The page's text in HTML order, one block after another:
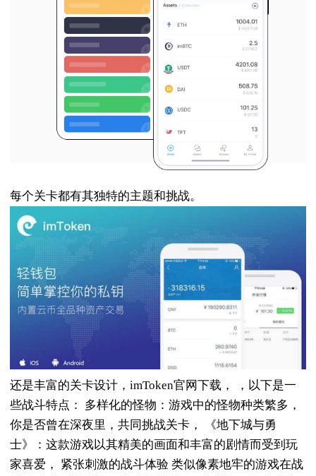
每个关卡都有其独特的主题和挑战。
还是丰富的关卡设计，imToken官网下载， ，以下是一
些战斗特点： 多样化的怪物：游戏中的怪物种类繁多，
你是否曾在深夜里，共同挑战关卡， 《地下城与勇
士》：这款游戏以其精美的画面和丰富的剧情而受到玩
家喜爱， 紧张刺激的战斗体验 类似像素地牢的游戏在战